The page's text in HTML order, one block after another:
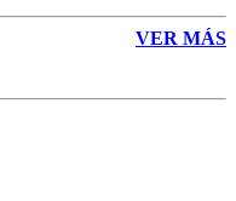
VER MÁS